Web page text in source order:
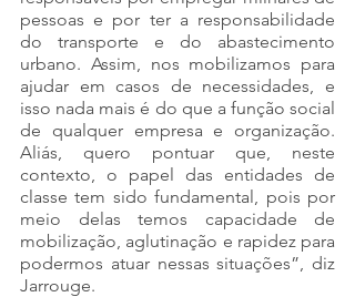
pessoas e por ter a responsabilidade
do transporte e do abastecimento
urbano. Assim, nos mobilizamos para
ajudar em casos de necessidades, e
isso nada mais é do que a função social
de qualquer empresa e organização.
Aliás, quero pontuar que, neste
contexto, o papel das entidades de
classe tem sido fundamental, pois por
meio delas temos capacidade de
mobilização, aglutinação e rapidez para
podermos atuar nessas situações”, diz
Jarrouge.